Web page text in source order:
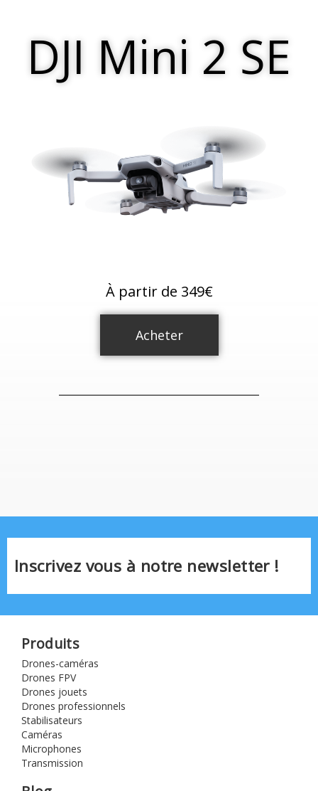
DJI Mini 2 SE
À partir de 349€
Acheter
Inscrivez vous à notre newsletter !
Produits
Drones-caméras
Drones FPV
Drones jouets
Drones professionnels
Stabilisateurs
Caméras
Microphones
Transmission